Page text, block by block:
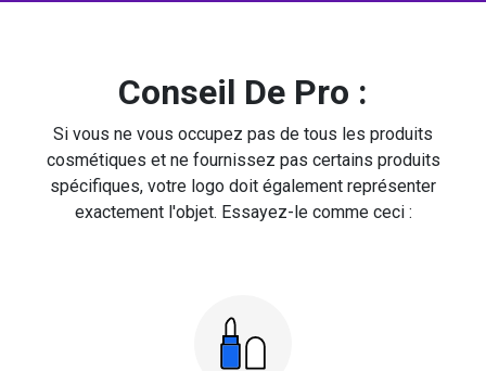
Conseil De Pro :
Si vous ne vous occupez pas de tous les produits
cosmétiques et ne fournissez pas certains produits
spécifiques, votre logo doit également représenter
exactement l'objet. Essayez-le comme ceci :